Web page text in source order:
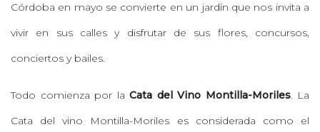
Córdoba en mayo se convierte en un jardín que nos invita a
vivir en sus calles y disfrutar de sus flores, concursos,
conciertos y bailes.
Todo comienza por la Cata del Vino Montilla-Moriles. La
Cata del vino Montilla-Moriles es considerada como el